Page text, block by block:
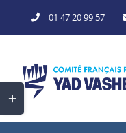
to
01 47 20 99 57
Toggle
Sliding